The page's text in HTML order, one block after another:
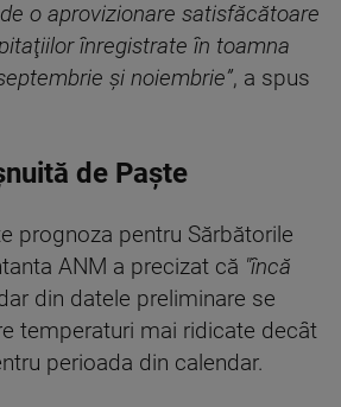
o aprovizionare satisfăcătoare
înregistrate în toamna
şi noiembrie”, a spus
de Paște
prognoza pentru Sărbătorile
ANM a precizat că "încă
din datele preliminare se
temperaturi mai ridicate decât
perioada din calendar.